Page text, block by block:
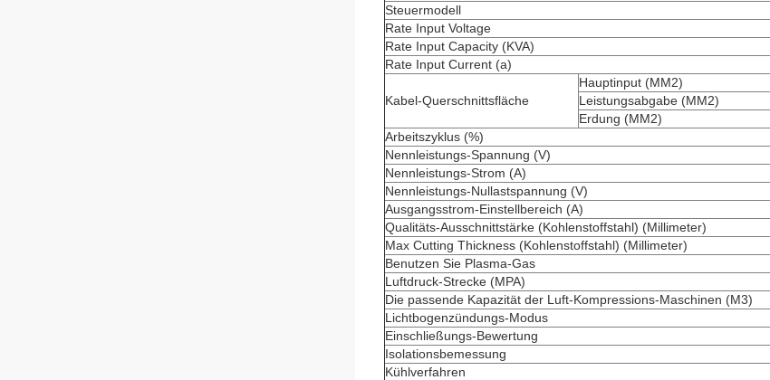
Steuermodell
Rate Input Voltage
Rate Input Capacity (KVA)
Rate Input Current (a)
Kabel-Querschnittsfläche
Hauptinput (MM2)
Leistungsabgabe (MM2)
Erdung (MM2)
Arbeitszyklus (%)
Nennleistungs-Spannung (V)
Nennleistungs-Strom (A)
Nennleistungs-Nullastspannung (V)
Ausgangsstrom-Einstellbereich (A)
Qualitäts-Ausschnittstärke (Kohlenstoffstahl) (Millimeter)
Max Cutting Thickness (Kohlenstoffstahl) (Millimeter)
Benutzen Sie Plasma-Gas
Luftdruck-Strecke (MPA)
Die passende Kapazität der Luft-Kompressions-Maschinen (M3)
Lichtbogenzündungs-Modus
Einschließungs-Bewertung
Isolationsbemessung
Kühlverfahren